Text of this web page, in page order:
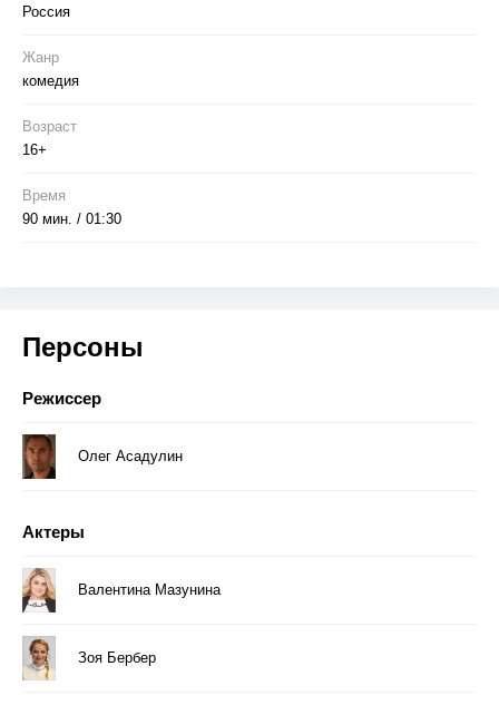
Россия
Жанр
комедия
Возраст
16+
Время
90 мин. / 01:30
Персоны
Режиссер
Олег Асадулин
Актеры
Валентина Мазунина
Зоя Бербер